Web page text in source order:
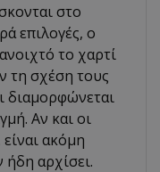
στο
επιλογές, ο
το χαρτί
τη σχέση τους
διαμορφώνεται
Αν και οι
ακόμη
ήδη αρχίσει.